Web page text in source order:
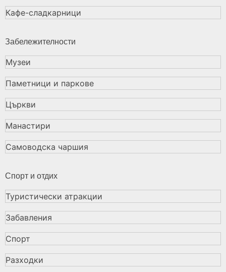
Кафе-сладкарници
Забележителности
Музеи
Паметници и паркове
Църкви
Манастири
Самоводска чаршия
Спорт и отдих
Туристически атракции
Забавления
Спорт
Разходки